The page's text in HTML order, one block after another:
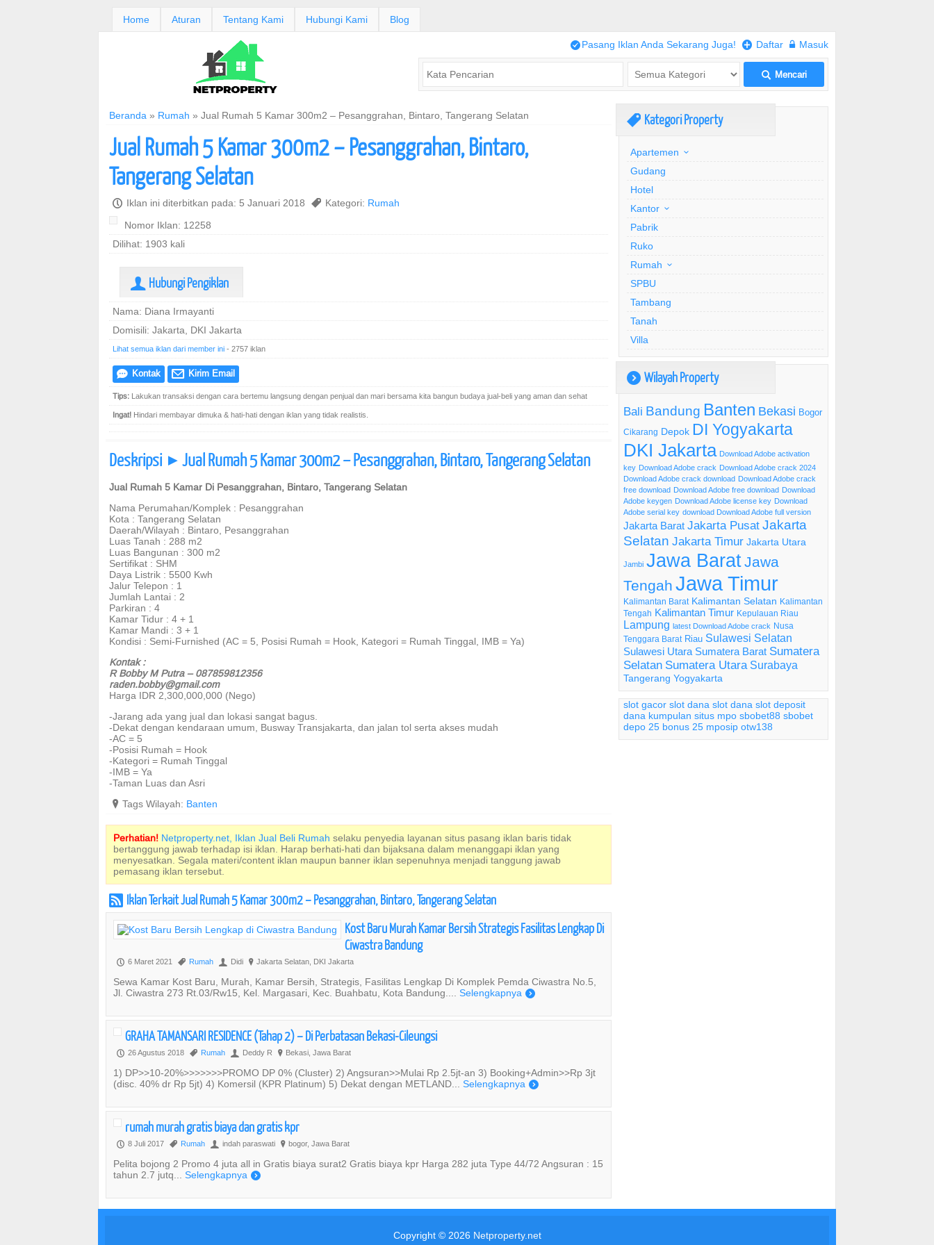
Home Aturan Tentang Kami Hubungi Kami Blog
/Pasang Iklan Anda Sekarang Juga! + Daftar w Masuk
L Mencari
Beranda » Rumah » Jual Rumah 5 Kamar 300m2 – Pesanggrahan, Bintaro, Tangerang Selatan
Jual Rumah 5 Kamar 300m2 – Pesanggrahan, Bintaro,
Tangerang Selatan
P Iklan ini diterbitkan pada: 5 Januari 2018 , Kategori: Rumah
Nomor Iklan: 12258
Dilihat: 1903 kali
U Hubungi Pengiklan
Nama: Diana Irmayanti
Domisili: Jakarta, DKI Jakarta
Lihat semua iklan dari member ini - 2757 iklan
e Kontak @ Kirim Email
Tips: Lakukan transaksi dengan cara bertemu langsung dengan penjual dan mari bersama kita bangun budaya jual-beli yang aman dan sehat
Ingat! Hindari membayar dimuka & hati-hati dengan iklan yang tidak realistis.
Deskripsi ] Jual Rumah 5 Kamar 300m2 – Pesanggrahan, Bintaro, Tangerang Selatan
Jual Rumah 5 Kamar Di Pesanggrahan, Bintaro, Tangerang Selatan
Nama Perumahan/Komplek : Pesanggrahan
Kota : Tangerang Selatan
Daerah/Wilayah : Bintaro, Pesanggrahan
Luas Tanah : 288 m2
Luas Bangunan : 300 m2
Sertifikat : SHM
Daya Listrik : 5500 Kwh
Jalur Telepon : 1
Jumlah Lantai : 2
Parkiran : 4
Kamar Tidur : 4 + 1
Kamar Mandi : 3 + 1
Kondisi : Semi-Furnished (AC = 5, Posisi Rumah = Hook, Kategori = Rumah Tinggal, IMB = Ya)
Kontak :
R Bobby M Putra – 087859812356
raden.bobby@gmail.com
Harga IDR 2,300,000,000 (Nego)
-Jarang ada yang jual dan lokasi sangat bagus.
-Dekat dengan kendaraan umum, Busway Transjakarta, dan jalan tol serta akses mudah
-AC = 5
-Posisi Rumah = Hook
-Kategori = Rumah Tinggal
-IMB = Ya
-Taman Luas dan Asri
? Tags Wilayah: Banten
Perhatian! Netproperty.net, Iklan Jual Beli Rumah selaku penyedia layanan situs pasang iklan baris tidak
bertanggung jawab terhadap isi iklan. Harap berhati-hati dan bijaksana dalam menanggapi iklan yang
menyesatkan. Segala materi/content iklan maupun banner iklan sepenuhnya menjadi tanggung jawab
pemasang iklan tersebut.
r Iklan Terkait Jual Rumah 5 Kamar 300m2 – Pesanggrahan, Bintaro, Tangerang Selatan
Kost Baru Murah Kamar Bersih Strategis Fasilitas Lengkap Di
Ciwastra Bandung
P 6 Maret 2021 , Rumah U Didi ? Jakarta Selatan, DKI Jakarta
Sewa Kamar Kost Baru, Murah, Kamar Bersih, Strategis, Fasilitas Lengkap Di Komplek Pemda Ciwastra No.5,
Jl. Ciwastra 273 Rt.03/Rw15, Kel. Margasari, Kec. Buahbatu, Kota Bandung.... Selengkapnya )
GRAHA TAMANSARI RESIDENCE (Tahap 2) – Di Perbatasan Bekasi-Cileungsi
P 26 Agustus 2018 , Rumah U Deddy R ? Bekasi, Jawa Barat
1) DP>>10-20%>>>>>>>PROMO DP 0% (Cluster) 2) Angsuran>>Mulai Rp 2.5jt-an 3) Booking+Admin>>Rp 3jt
(disc. 40% dr Rp 5jt) 4) Komersil (KPR Platinum) 5) Dekat dengan METLAND... Selengkapnya )
rumah murah gratis biaya dan gratis kpr
P 8 Juli 2017 , Rumah U indah paraswati ? bogor, Jawa Barat
Pelita bojong 2 Promo 4 juta all in Gratis biaya surat2 Gratis biaya kpr Harga 282 juta Type 44/72 Angsuran : 15
tahun 2.7 jutq... Selengkapnya )
, Kategori Property
Apartemen
Gudang
Hotel
Kantor
Pabrik
Ruko
Rumah
SPBU
Tambang
Tanah
Villa
) Wilayah Property
Bali Bandung Banten Bekasi Bogor
Cikarang Depok DI Yogyakarta
DKI Jakarta Download Adobe activation
key Download Adobe crack Download Adobe crack 2024
Download Adobe crack download Download Adobe crack
free download Download Adobe free download Download
Adobe keygen Download Adobe license key Download
Adobe serial key download Download Adobe full version
Jakarta Barat Jakarta Pusat Jakarta
Selatan Jakarta Timur Jakarta Utara
Jambi Jawa BaratJawa
Tengah Jawa Timur
Kalimantan Barat Kalimantan Selatan Kalimantan
Tengah Kalimantan Timur Kepulauan Riau
Lampung latest Download Adobe crack Nusa
Tenggara Barat Riau Sulawesi Selatan
Sulawesi Utara Sumatera Barat Sumatera
Selatan Sumatera Utara Surabaya
Tangerang Yogyakarta
slot gacor slot dana slot dana slot deposit
dana kumpulan situs mpo sbobet88 sbobet
depo 25 bonus 25 mposip otw138
Copyright © 2026 Netproperty.net